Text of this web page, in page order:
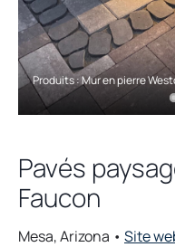
Produits : Mur en pierre
Pavés
Faucon
Mesa, Arizona • Site